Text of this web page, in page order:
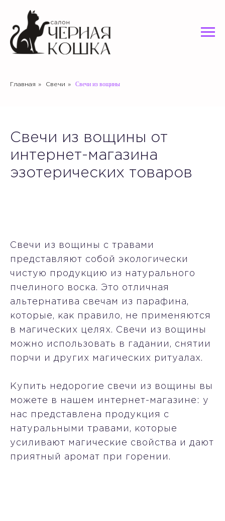
Главная » Свечи » Свечи из вощины
Свечи из вощины от
интернет-магазина
эзотерических товаров
Свечи из вощины с травами
представляют собой экологически
чистую продукцию из натурального
пчелиного воска. Это отличная
альтернатива свечам из парафина,
которые, как правило, не применяются
в магических целях. Свечи из вощины
можно использовать в гадании, снятии
порчи и других магических ритуалах.
Купить недорогие свечи из вощины вы
можете в нашем интернет-магазине: у
нас представлена продукция с
натуральными травами, которые
усиливают магические свойства и дают
приятный аромат при горении.